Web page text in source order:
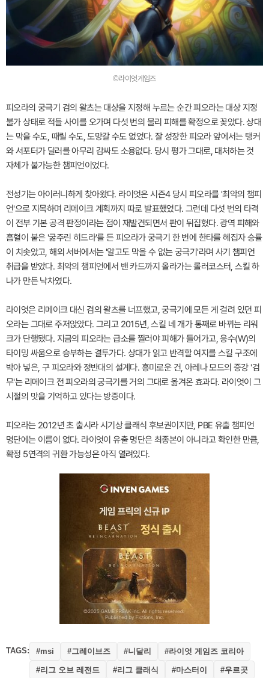
©라이엇게임즈
피오라의 궁극기 검의 왈츠는 대상을 지정해 누르는 순간 피오라는 대상 지정
불가 상태로 적들 사이를 오가며 다섯 번의 물리 피해를 확정으로 꽂았다. 상대
는 막을 수도, 때릴 수도, 도망갈 수도 없었다. 잘 성장한 피오라 앞에서는 탱커
와 서포터가 딜러를 아무리 감싸도 소용없다. 당시 평가 그대로, 대처하는 것
자체가 불가능한 챔피언이었다.
전성기는 아이러니하게 찾아왔다. 라이엇은 시즌4 당시 피오라를 '최악의 챔피
언'으로 지목하며 리메이크 계획까지 따로 발표했었다. 그런데 다섯 번의 타격
이 전부 기본 공격 판정이라는 점이 재발견되면서 판이 뒤집혔다. 광역 피해와
흡혈이 붙은 '굶주린 히드라'를 든 피오라가 궁극기 한 번에 한타를 헤집자 승률
이 치솟았고, 해외 서버에서는 '알고도 막을 수 없는 궁극기'라며 사기 챔피언
취급을 받았다. 최악의 챔피언에서 밴 카드까지 올라가는 롤러코스터, 스킬 하
나가 만든 낙차였다.
라이엇은 리메이크 대신 검의 왈츠를 너프했고, 궁극기에 모든 게 걸려 있던 피
오라는 그대로 주저앉았다. 그리고 2015년, 스킬 네 개가 통째로 바뀌는 리워
크가 단행됐다. 지금의 피오라는 급소를 찔러야 피해가 들어가고, 응수(W)의
타이밍 싸움으로 승부하는 결투가다. 상대가 읽고 반격할 여지를 스킬 구조에
박아 넣은, 구 피오라와 정반대의 설계다. 흥미로운 건, 아레나 모드의 증강 '검
무'는 리메이크 전 피오라의 궁극기를 거의 그대로 옮겨온 효과다. 라이엇이 그
시절의 맛을 기억하고 있다는 방증이다.
피오라는 2012년 초 출시라 시기상 클래식 후보권이지만, PBE 유출 챔피언
명단에는 이름이 없다. 라이엇이 유출 명단은 최종본이 아니라고 확인한 만큼,
확정 5연격의 귀환 가능성은 아직 열려있다.
TAGS: #msi #그레이브즈 #니달리 #라이엇 게임즈 코리아
#리그 오브 레전드 #리그 클래식 #마스터이 #우르곳